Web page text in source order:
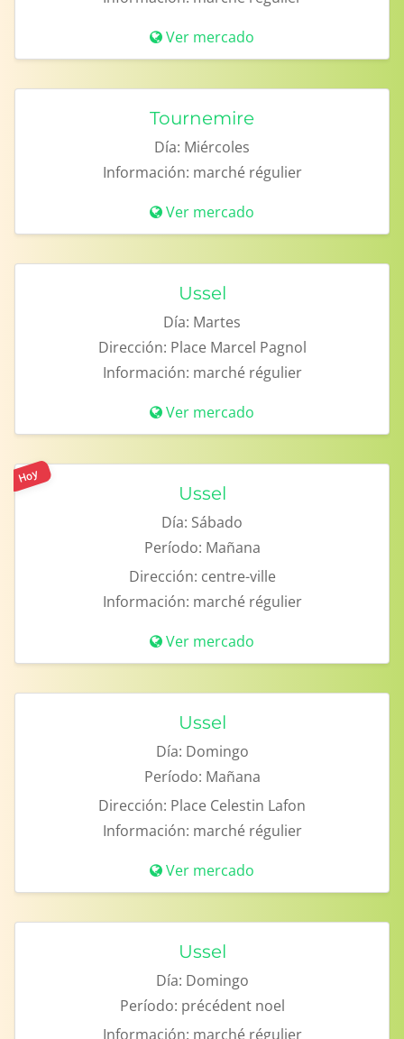
Ver mercado
Tournemire
Día: Miércoles
Información: marché régulier
Ver mercado
Ussel
Día: Martes
Dirección: Place Marcel Pagnol
Información: marché régulier
Ver mercado
Hoy
Ussel
Día: Sábado
Período: Mañana
Dirección: centre-ville
Información: marché régulier
Ver mercado
Ussel
Día: Domingo
Período: Mañana
Dirección: Place Celestin Lafon
Información: marché régulier
Ver mercado
Ussel
Día: Domingo
Período: précédent noel
Información: marché régulier